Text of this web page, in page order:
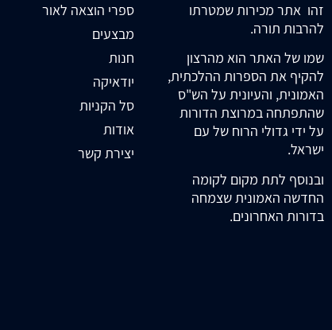
זהו אתר מכירות שמטרתו
להרבות תורה.
שמו של האתר הוא מהרצון
להקיף את הספרות ההלכתית,
האמונית, והעיונית על הש"ס
שהתפתחה במרוצת הדורות
על ידי גדולי הרוח של עם
ישראל.
ובנוסף לתת מקום לקומה
החדשה האמונית שצמחה
בדורות האחרונים.
ספרי הוצאה לאור
מבצעים
חנות
יודאיקה
סל הקניות
אודות
יצירת קשר